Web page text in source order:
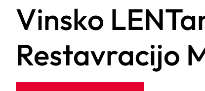
Vinsko
Restavracijo